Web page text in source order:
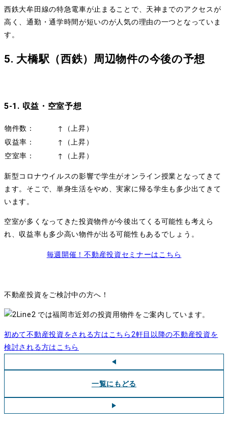
西鉄大牟田線の特急電車が止まることで、天神までのアクセスが
高く、通勤・通学時間が短いのが人気の理由の一つとなっていま
す。
5. 大橋駅（西鉄）周辺物件の今後の予想
5-1. 収益・空室予想
物件数：
↑（上昇）
収益率：
↑（上昇）
空室率：
↑（上昇）
新型コロナウイルスの影響で学生がオンライン授業となってきて
ます。そこで、単身生活をやめ、実家に帰る学生も多少出てきて
います。
空室が多くなってきた投資物件が今後出てくる可能性も考えら
れ、収益率も多少高い物件が出る可能性もあるでしょう。
毎週開催！不動産投資セミナーはこちら
不動産投資をご検討中の方へ！
では福岡市近郊の投資用物件をご案内しています。
初めて不動産投資をされる方はこちら2軒目以降の不動産投資を
検討される方はこちら
一覧にもどる